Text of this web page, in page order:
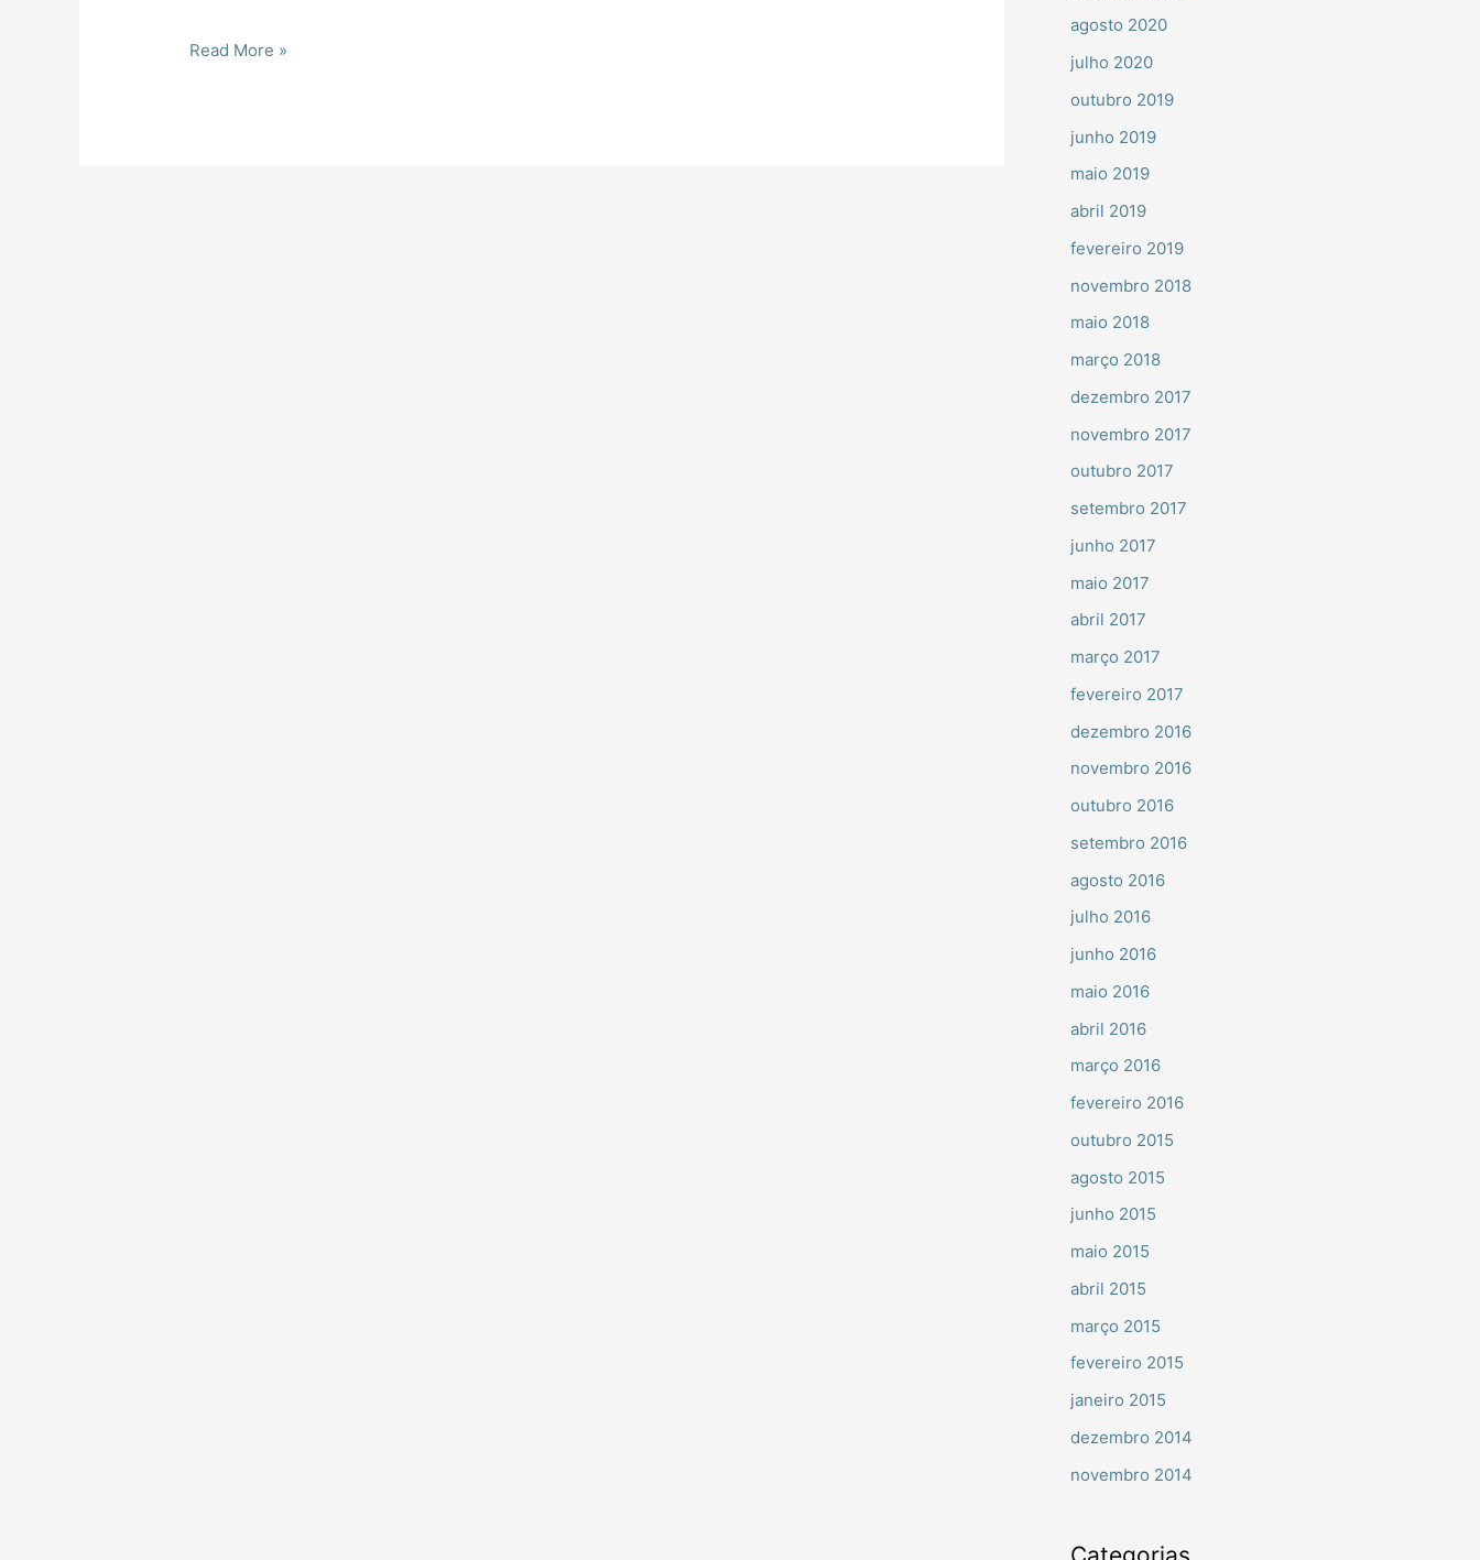
Read More »
agosto 2020
julho 2020
outubro 2019
junho 2019
maio 2019
abril 2019
fevereiro 2019
novembro 2018
maio 2018
março 2018
dezembro 2017
novembro 2017
outubro 2017
setembro 2017
junho 2017
maio 2017
abril 2017
março 2017
fevereiro 2017
dezembro 2016
novembro 2016
outubro 2016
setembro 2016
agosto 2016
julho 2016
junho 2016
maio 2016
abril 2016
março 2016
fevereiro 2016
outubro 2015
agosto 2015
junho 2015
maio 2015
abril 2015
março 2015
fevereiro 2015
janeiro 2015
dezembro 2014
novembro 2014